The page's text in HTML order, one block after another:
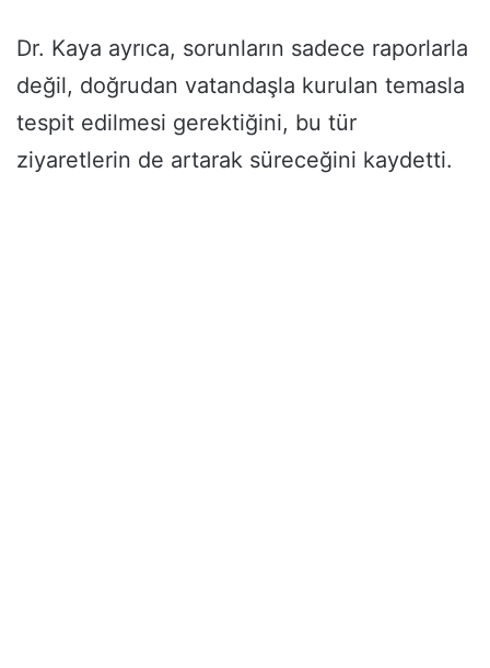
Dr. Kaya ayrıca, sorunların sadece raporlarla
değil, doğrudan vatandaşla kurulan temasla
tespit edilmesi gerektiğini, bu tür
ziyaretlerin de artarak süreceğini kaydetti.